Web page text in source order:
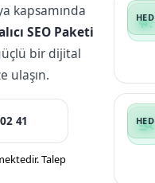
kapsamında
SEO Paketi
bir dijital
ulaşın.
41
Talep
campaign
manage_search